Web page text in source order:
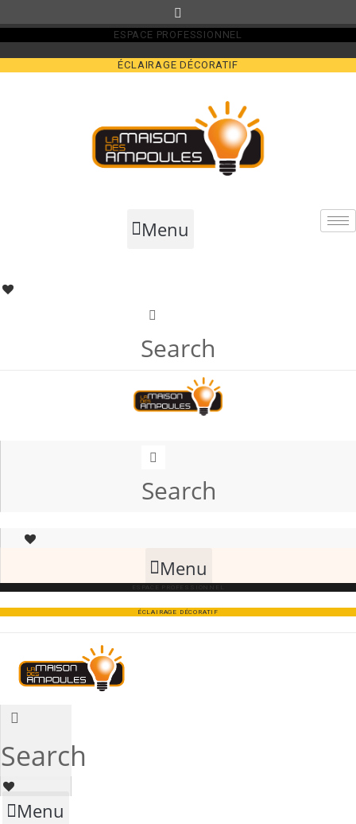
to
ESPACE PROFESSIONNEL
ÉCLAIRAGE DÉCORATIF
Menu
Search
Search
Menu
ESPACE PROFESSIONNEL
ÉCLAIRAGE DÉCORATIF
Search
Menu